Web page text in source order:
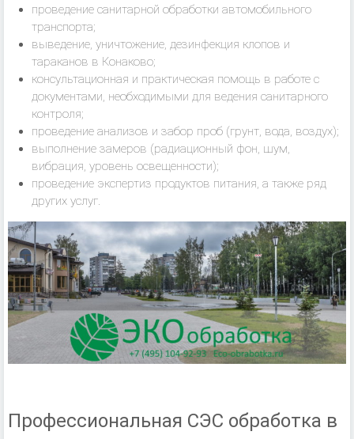
проведение санитарной обработки автомобильного
транспорта;
выведение, уничтожение, дезинфекция клопов и
тараканов в Конаково;
консультационная и практическая помощь в работе с
документами, необходимыми для ведения санитарного
контроля;
проведение анализов и забор проб (грунт, вода, воздух);
выполнение замеров (радиационный фон, шум,
вибрация, уровень освещенности);
проведение экспертиз продуктов питания, а также ряд
других услуг.
Профессиональная СЭС обработка в